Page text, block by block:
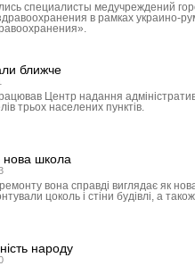
специалисты медучреждений
в рамках украино-
ближче
Центр надання
трьох населених пунктів.
нова школа
вона справді виглядає як
цоколь і стіни будівлі, а
народу